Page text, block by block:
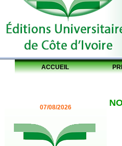
ACCUEIL
07/08/2026